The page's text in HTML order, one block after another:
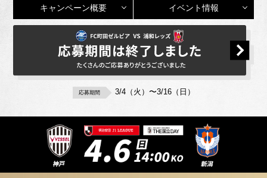
キャンペーン概要 イベント情報
応募期間 3/4（火）〜3/16（日）